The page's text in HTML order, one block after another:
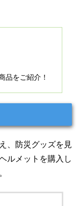
品をご紹介！
、防災グッズを見
ルメットを購入し